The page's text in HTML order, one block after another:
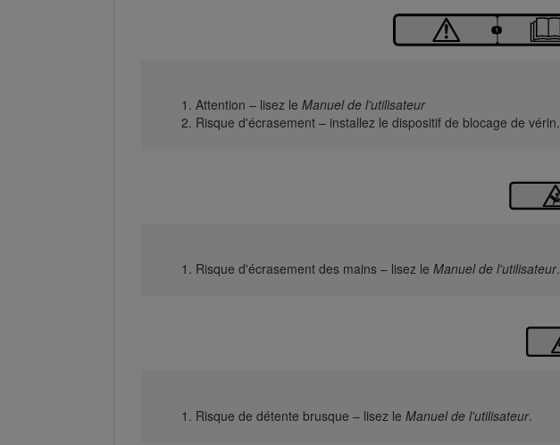
Attention – lisez le Manuel de l'utilisateur
Risque d'écrasement – installez le dispositif de blocage de vérin.
Risque d'écrasement des mains – lisez le Manuel de l'utilisateur.
Risque de détente brusque – lisez le Manuel de l'utilisateur.